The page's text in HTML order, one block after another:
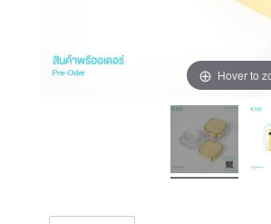
Hover to